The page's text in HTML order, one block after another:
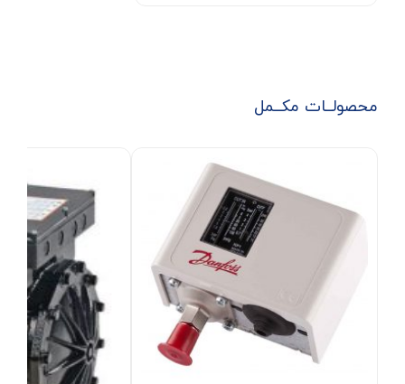
محصولــات مکــمل